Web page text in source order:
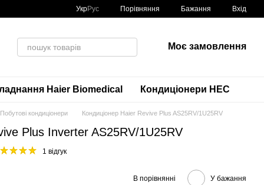
УкрРус Порівняння Бажання Вхід
Моє замовлення
Haier Biomedical Кондиціонери HEC
Побутові кондиціонери Кондиціонер Haier Revive Plus AS25RV/1U25RV
Plus Inverter AS25RV/1U25RV
1 відгук
В порівнянні У бажання